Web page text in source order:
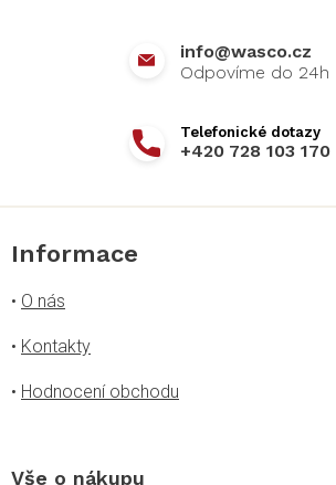
info@wasco.cz
+420 728 103 170
Informace
• O nás
• Kontakty
• Hodnocení obchodu
Vše o nákupu